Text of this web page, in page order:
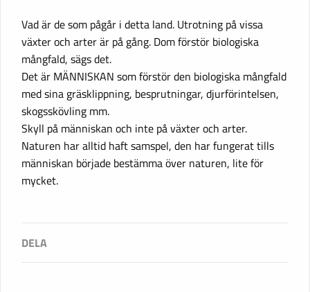
Vad är de som pågår i detta land. Utrotning på vissa
växter och arter är på gång. Dom förstör biologiska
mångfald, sägs det.
Det är MÄNNISKAN som förstör den biologiska mångfald
med sina gräsklippning, besprutningar, djurförintelsen,
skogsskövling mm.
Skyll på människan och inte på växter och arter.
Naturen har alltid haft samspel, den har fungerat tills
människan började bestämma över naturen, lite för
mycket.